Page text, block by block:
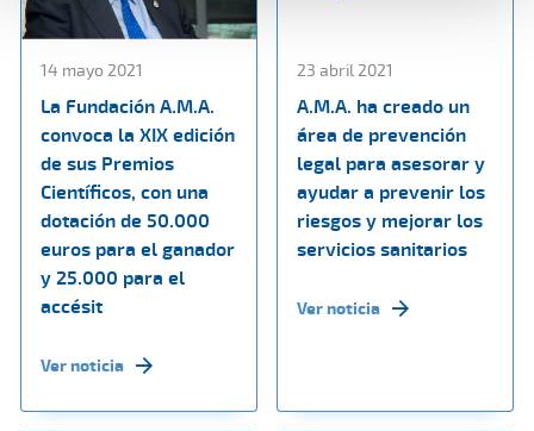
14 mayo 2021
La Fundación A.M.A.
convoca la XIX edición
de sus Premios
Científicos, con una
dotación de 50.000
euros para el ganador
y 25.000 para el
accésit
Ver noticia
23 abril 2021
A.M.A. ha creado un
área de prevención
legal para asesorar y
ayudar a prevenir los
riesgos y mejorar los
servicios sanitarios
Ver noticia